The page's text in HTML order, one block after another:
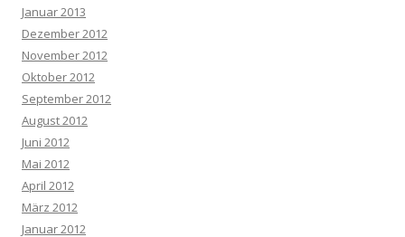
Januar 2013
Dezember 2012
November 2012
Oktober 2012
September 2012
August 2012
Juni 2012
Mai 2012
April 2012
März 2012
Januar 2012